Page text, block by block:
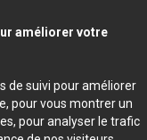
améliorer votre
de suivi pour améliorer
pour vous montrer un
pour analyser le trafic